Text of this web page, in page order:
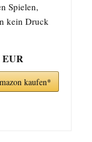
Spielen,
kein Druck
EUR
kaufen*